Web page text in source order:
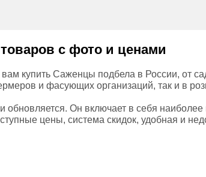
с фото и ценами
купить Саженцы подбела в России, от
и фасующих организаций, так и в
обновляется. Он включает в себя
цены, система скидок, удобная и